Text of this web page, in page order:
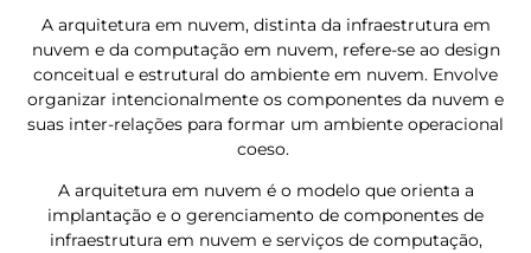
A arquitetura em nuvem, distinta da infraestrutura em
nuvem e da computação em nuvem, refere-se ao design
conceitual e estrutural do ambiente em nuvem. Envolve
organizar intencionalmente os componentes da nuvem e
suas inter-relações para formar um ambiente operacional
coeso.
A arquitetura em nuvem é o modelo que orienta a
implantação e o gerenciamento de componentes de
infraestrutura em nuvem e serviços de computação,